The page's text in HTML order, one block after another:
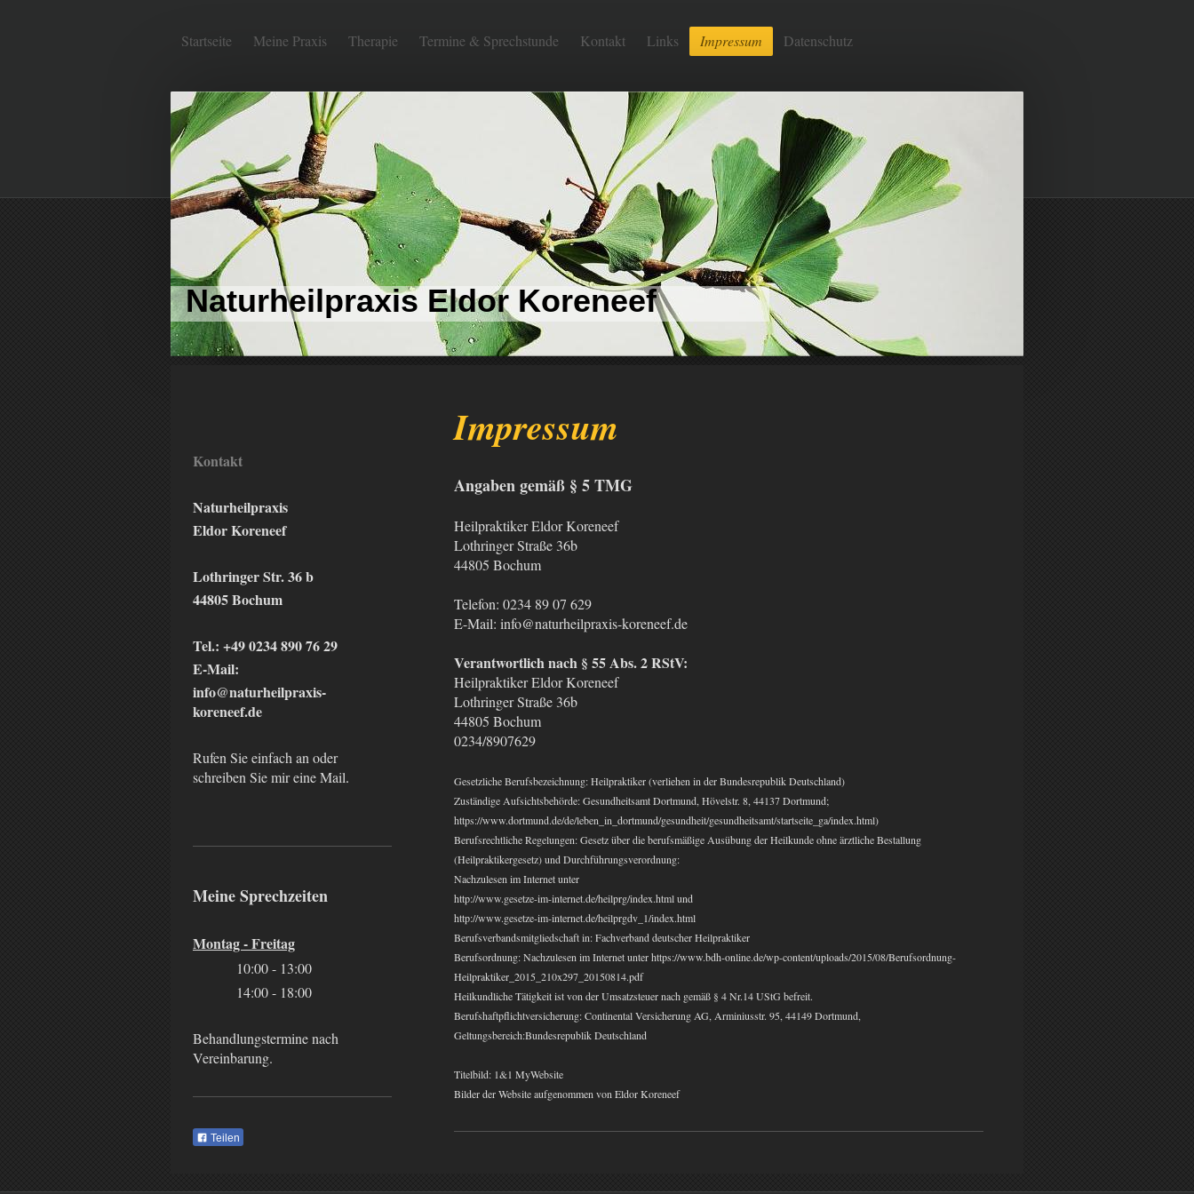
Startseite Meine Praxis Therapie Termine & Sprechstunde Kontakt Links Impressum Datenschutz
Naturheilpraxis Eldor Koreneef
Impressum
Angaben gemäß § 5 TMG
Heilpraktiker Eldor Koreneef
Lothringer Straße 36b
44805 Bochum
Telefon: 0234 89 07 629
E-Mail: info@naturheilpraxis-koreneef.de
Verantwortlich nach § 55 Abs. 2 RStV:
Heilpraktiker Eldor Koreneef
Lothringer Straße 36b
44805 Bochum
0234/8907629
Gesetzliche Berufsbezeichnung: Heilpraktiker (verliehen in der Bundesrepublik Deutschland)
Zuständige Aufsichtsbehörde: Gesundheitsamt Dortmund, Hövelstr. 8, 44137 Dortmund;
https://www.dortmund.de/de/leben_in_dortmund/gesundheit/gesundheitsamt/startseite_ga/index.html)
Berufsrechtliche Regelungen: Gesetz über die berufsmäßige Ausübung der Heilkunde ohne ärztliche Bestallung
(Heilpraktikergesetz) und Durchführungsverordnung:
Nachzulesen im Internet unter
http://www.gesetze-im-internet.de/heilprg/index.html und
http://www.gesetze-im-internet.de/heilprgdv_1/index.html
Berufsverbandsmitgliedschaft in: Fachverband deutscher Heilpraktiker
Berufsordnung: Nachzulesen im Internet unter https://www.bdh-online.de/wp-content/uploads/2015/08/Berufsordnung-
Heilpraktiker_2015_210x297_20150814.pdf
Heilkundliche Tätigkeit ist von der Umsatzsteuer nach gemäß § 4 Nr.14 UStG befreit.
Berufshaftpflichtversicherung: Continental Versicherung AG, Arminiusstr. 95, 44149 Dortmund,
Geltungsbereich:Bundesrepublik Deutschland
Titelbild: 1&1 MyWebsite
Bilder der Website aufgenommen von Eldor Koreneef
Kontakt
Naturheilpraxis
Eldor Koreneef
Lothringer Str. 36 b
44805 Bochum
Tel.: +49 0234 890 76 29
E-Mail:
info@naturheilpraxis-
koreneef.de
Rufen Sie einfach an oder
schreiben Sie mir eine Mail.
Meine Sprechzeiten
Montag - Freitag
10:00 - 13:00
14:00 - 18:00
Behandlungstermine nach
Vereinbarung.
Teilen